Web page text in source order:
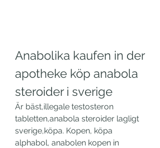
Anabolika kaufen in der
apotheke köp anabola
steroider i sverige
Är bäst,illegale testosteron
tabletten,anabola steroider lagligt
sverige,köpa. Kopen, köpa
alphabol, anabolen kopen in